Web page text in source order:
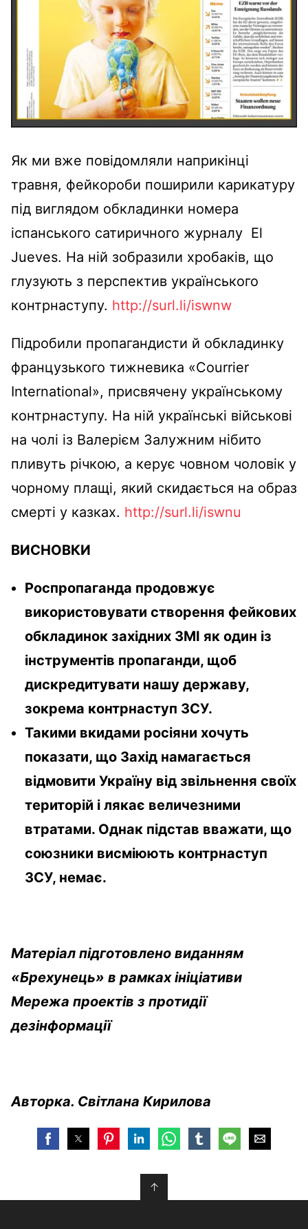
Як ми вже повідомляли наприкінці
травня, фейкороби поширили карикатуру
під виглядом обкладинки номера
іспанського сатиричного журналу El
Jueves. На ній зобразили хробаків, що
глузують з перспектив українського
контрнаступу. http://surl.li/iswnw
Підробили пропагандисти й обкладинку
французького тижневика «Courrier
International», присвячену українському
контрнаступу. На ній українські військові
на чолі із Валерієм Залужним нібито
пливуть річкою, а керує човном чоловік у
чорному плащі, який скидається на образ
смерті у казках. http://surl.li/iswnu
ВИСНОВКИ
Роспропаганда продовжує
використовувати створення фейкових
обкладинок західних ЗМІ як один із
інструментів пропаганди, щоб
дискредитувати нашу державу,
зокрема контрнаступ ЗСУ.
Такими вкидами росіяни хочуть
показати, що Захід намагається
відмовити Україну від звільнення своїх
територій і лякає величезними
втратами. Однак підстав вважати, що
союзники висміюють контрнаступ
ЗСУ, немає.
Матеріал підготовлено виданням
«Брехунець» в рамках ініціативи
Мережа проектів з протидії
дезінформації
Авторка. Світлана Кирилова
↑